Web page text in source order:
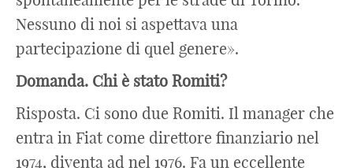
Nessuno di noi si aspettava una
partecipazione di quel genere».
Domanda. Chi è stato Romiti?
Risposta. Ci sono due Romiti. Il manager che
entra in Fiat come direttore finanziario nel
1974, diventa ad nel 1976. Fa un eccellente